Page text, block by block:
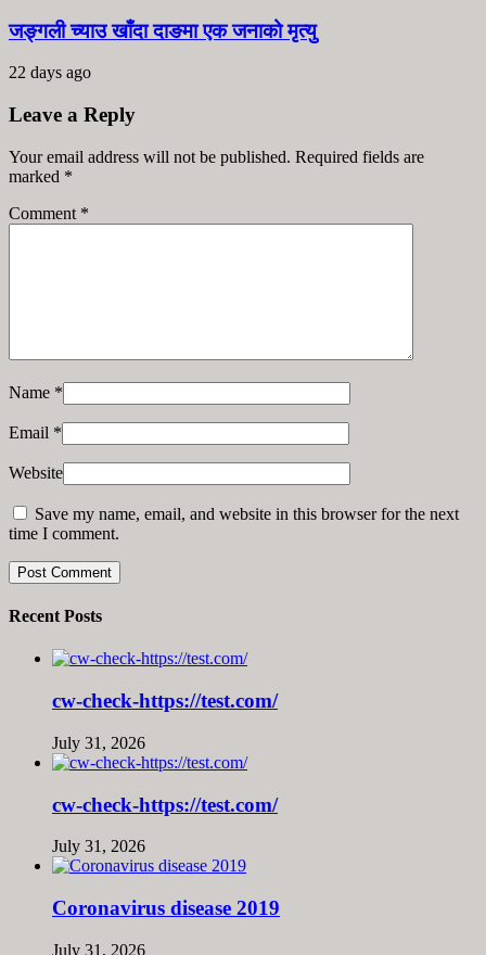
जङ्गली च्याउ खाँदा दाङमा एक जनाको मृत्यु
22 days ago
Leave a Reply
Your email address will not be published. Required fields are
marked *
Comment *
Name *
Email *
Website
Save my name, email, and website in this browser for the next
time I comment.
Recent Posts
cw-check-https://test.com/
July 31, 2026
cw-check-https://test.com/
July 31, 2026
Coronavirus disease 2019
July 31, 2026